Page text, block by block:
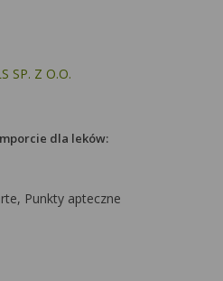
SP. Z O.O.
dla leków:
Punkty apteczne